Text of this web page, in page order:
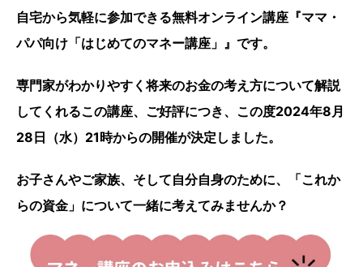
自宅から気軽に参加できる無料オンライン講座『ママ・
パパ向け「はじめてのマネー講座」』です。
専門家がわかりやすく将来のお金の考え方について解説
してくれるこの講座、ご好評につき、この度2024年8月
28日（水）21時からの開催が決定しました。
お子さんやご家族、そして自分自身のために、「これか
らの資金」について一緒に考えてみませんか？